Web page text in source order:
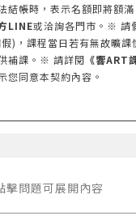
結帳時，表示名額即將額
LINE或洽詢各門市。※ 請
)，課程當日若有無故曠課
補課。※ 請詳閱 《響ART
您同意本契約內容。
擊問題可展開內容